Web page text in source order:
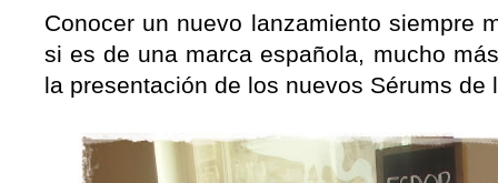
Conocer un nuevo lanzamiento siempre
si es de una marca española, mucho
la presentación de los nuevos Sérums de